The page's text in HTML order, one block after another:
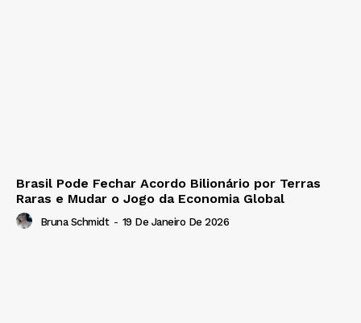
Brasil Pode Fechar Acordo Bilionário por Terras
Raras e Mudar o Jogo da Economia Global
Bruna Schmidt - 19 De Janeiro De 2026